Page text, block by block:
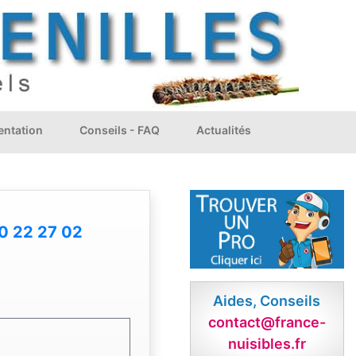
Conseils - FAQ Actualités
22 27 02
Aides, Conseils
contact@france-
nuisibles.fr